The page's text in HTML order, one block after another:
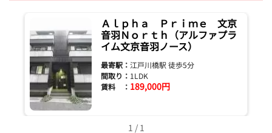
Ａｌｐｈａ Ｐｒｉｍｅ 文京
音羽Ｎｏｒｔｈ（アルファプラ
イム文京音羽ノース）
最寄駅： 江戸川橋駅 徒歩5分
間取り： 1LDK
賃料 ： 189,000円
1 / 1